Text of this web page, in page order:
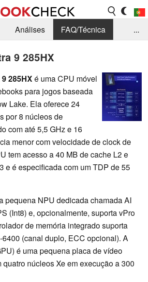
Análises
FAQ/Técnica
...
9 285HX
285HXé uma CPU móvel
para jogos baseada
Lake. Ela oferece 24
por 8 núcleos de
com até 5,5 GHz e 16
menor com velocidade de clock de
tem acesso a 40 MB de cache L2 e
e é especificada com um TDP de 55
pequena NPU dedicada chamada AI
(Int8) e, opcionalmente, suporta vPro
de memória integrado suporta
(canal duplo, ECC opcional). A
é uma pequena placa de vídeo
quatro núcleos Xe em execução a 300